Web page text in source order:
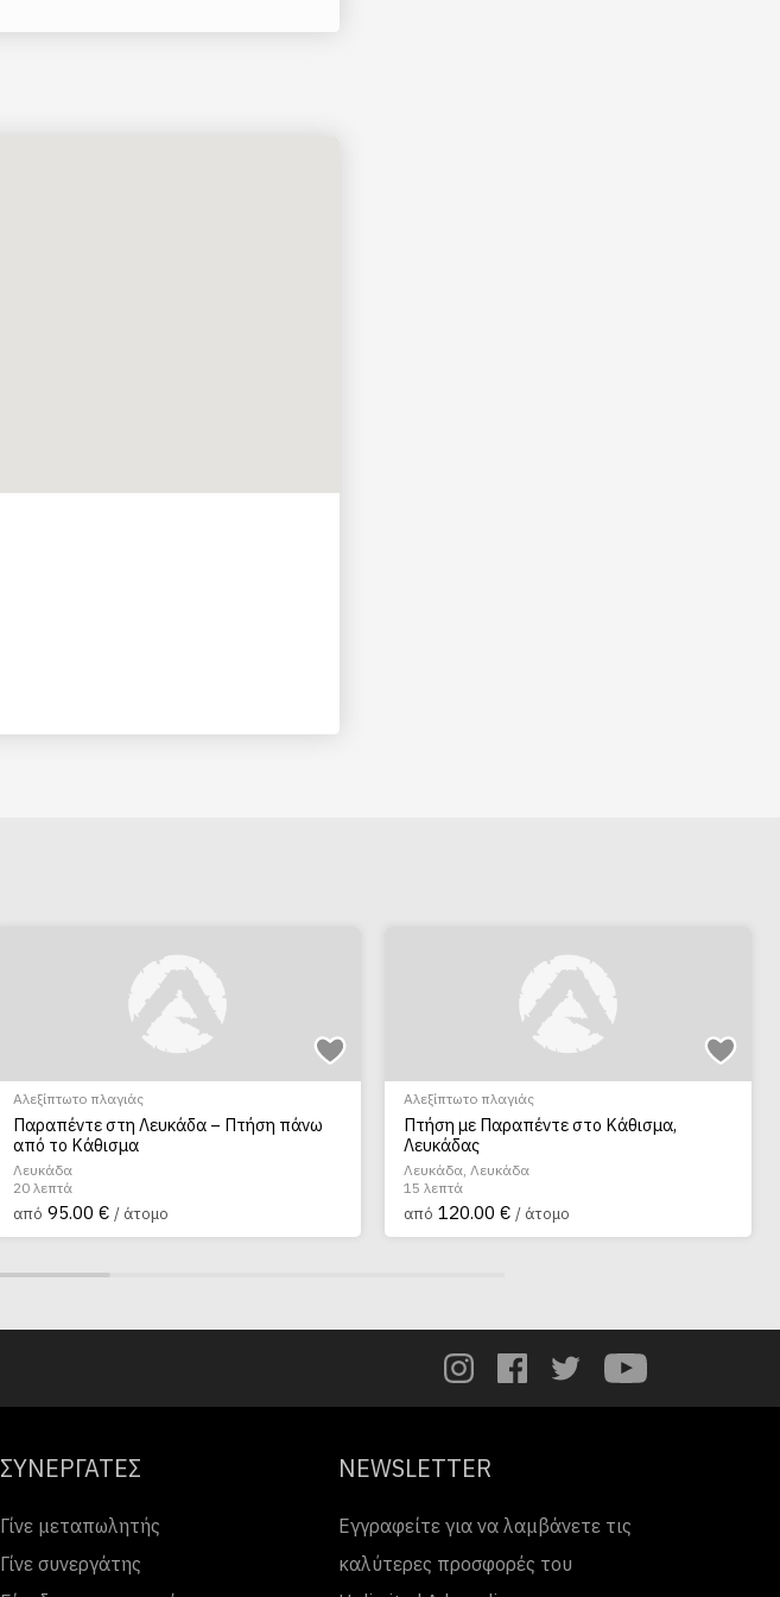
Αλεξίπτωτο πλαγιάς
Παραπέντε στη Λευκάδα – Πτήση πάνω
από το Κάθισμα
Λευκάδα
20 λεπτά
από 95.00 € / άτομο
Αλεξίπτωτο πλαγιάς
Πτήση με Παραπέντε στο Κάθισμα,
Λευκάδας
Λευκάδα, Λευκάδα
15 λεπτά
από 120.00 € / άτομο
ΣΥΝΕΡΓΑΤΕΣ
Γίνε μεταπωλητής
Γίνε συνεργάτης
NEWSLETTER
Εγγραφείτε για να λαμβάνετε τις
καλύτερες προσφορές του